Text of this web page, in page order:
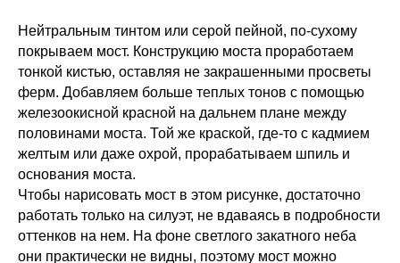
Нейтральным тинтом или серой пейной, по-сухому
покрываем мост. Конструкцию моста проработаем
тонкой кистью, оставляя не закрашенными просветы
ферм. Добавляем больше теплых тонов с помощью
железоокисной красной на дальнем плане между
половинами моста. Той же краской, где-то с кадмием
желтым или даже охрой, прорабатываем шпиль и
основания моста.
Чтобы нарисовать мост в этом рисунке, достаточно
работать только на силуэт, не вдаваясь в подробности
оттенков на нем. На фоне светлого закатного неба
они практически не видны, поэтому мост можно